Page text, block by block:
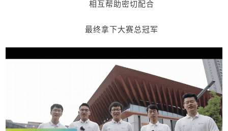
相互帮助密切配合
最终拿下大赛总冠军